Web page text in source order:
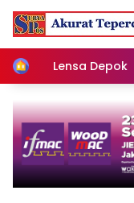
Skip
content
HomeLensa Depok